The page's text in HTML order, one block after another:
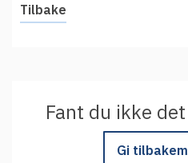
Tilbake
Fant du ikke
Gi